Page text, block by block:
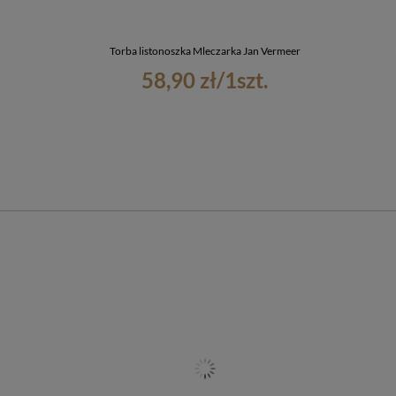
Torba listonoszka Mleczarka Jan Vermeer
58,90 zł/1szt.